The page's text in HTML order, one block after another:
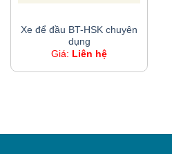
Xe để đầu BT-HSK chuyên
dụng
Giá: Liên hệ